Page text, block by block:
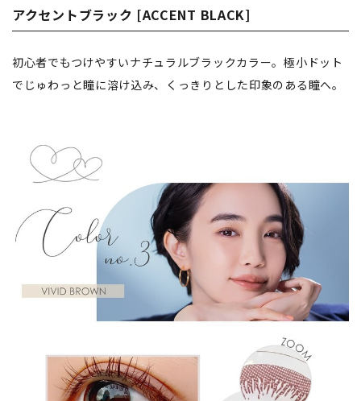
アクセントブラック [ACCENT BLACK]
初心者でもつけやすいナチュラルブラックカラー。極小ドット
でじゅわっと瞳に溶け込み、くっきりとした印象のある瞳へ。